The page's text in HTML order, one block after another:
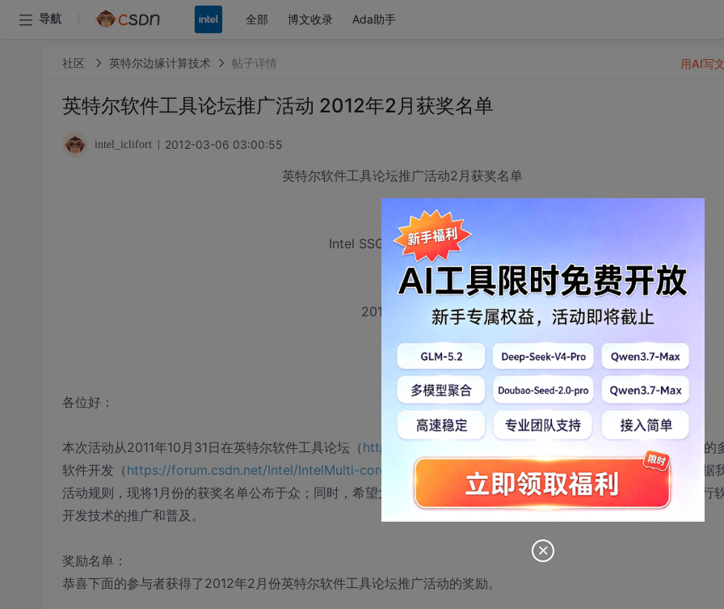
导航 全部 博文收录 Ada助手
社区 英特尔边缘计算技术 帖子详情
英特尔软件工具论坛推广活动 2012年2月获奖名单
intel_iclifort 2012-03-06 03:00:55
英特尔软件工具论坛推广活动2月获奖名单
Intel SSG DPD Shanghai
2012年3月1日
各位好：
本次活动从2011年10月31日在英特尔软件工具论坛（http://software.intel.com/zh-cn/forums/185/
）和 CSDN 的
软件开发（https://forum.csdn.net/Intel/IntelMulti-core/
）论坛上同时开展，得到了各位参与者的积极响应。根据
活动规则，现将1月份的获奖名单公布于众；同时，希望大家继续踊跃参与到我们的活动中来，共同推动多线程并行
开发技术的推广和普及。
奖励名单：
恭喜下面的参与者获得了2012年2月份英特尔软件工具论坛推广活动的奖励。
用AI写